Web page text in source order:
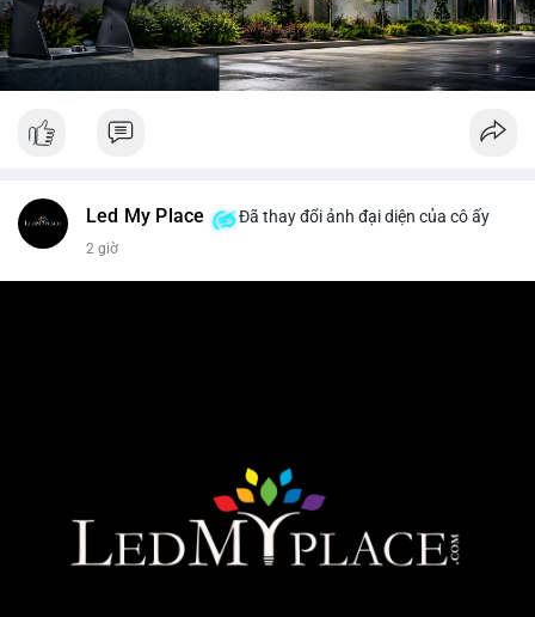
Led My Place Đã thay đổi ảnh đại diện của cô ấy
2 giờ